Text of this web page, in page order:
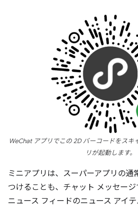
WeChat アプリでこの 2D バーコードをスキ
リが起動します。
ミニアプリは、スーパーアプリの通
つけることも、チャット メッセージ
ニュース フィードのニュース アイ